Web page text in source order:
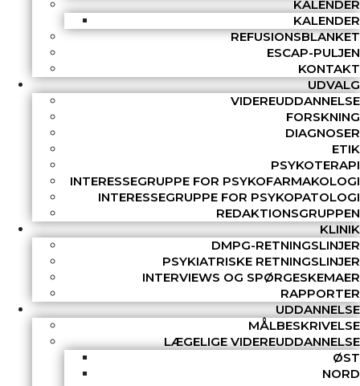
KALENDER
KALENDER
REFUSIONSBLANKET
ESCAP-PULJEN
KONTAKT
UDVALG
VIDEREUDDANNELSE
FORSKNING
DIAGNOSER
ETIK
PSYKOTERAPI
INTERESSEGRUPPE FOR PSYKOFARMAKOLOGI
INTERESSEGRUPPE FOR PSYKOPATOLOGI
REDAKTIONSGRUPPEN
KLINIK
DMPG-RETNINGSLINJER
PSYKIATRISKE RETNINGSLINJER
INTERVIEWS OG SPØRGESKEMAER
RAPPORTER
UDDANNELSE
MÅLBESKRIVELSE
LÆGELIGE VIDEREUDDANNELSE
ØST
NORD